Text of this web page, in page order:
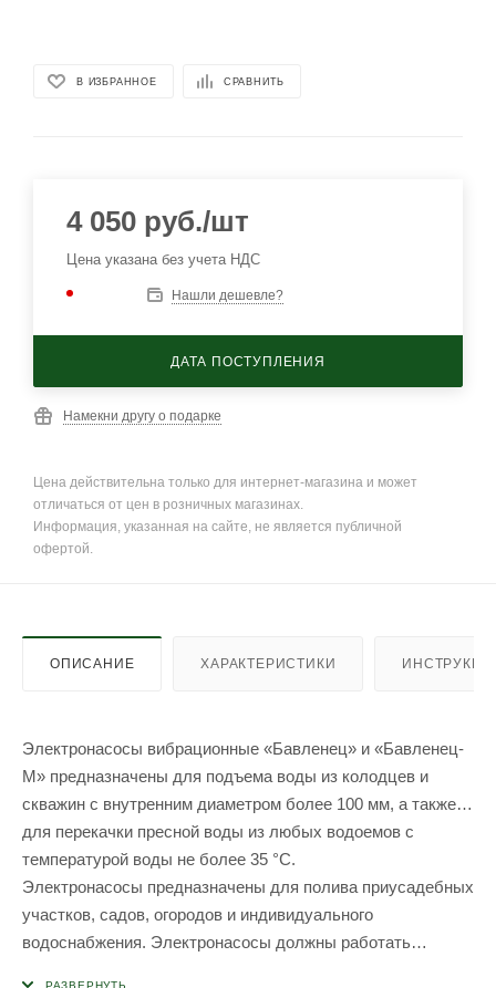
В ИЗБРАННОЕ СРАВНИТЬ
4 050 руб./шт
Цена указана без учета НДС
Нашли дешевле?
ДАТА ПОСТУПЛЕНИЯ
Намекни другу о подарке
Цена действительна только для интернет-магазина и может
отличаться от цен в розничных магазинах.
Информация, указанная на сайте, не является публичной
офертой.
ОПИСАНИЕ ХАРАКТЕРИСТИКИ
Электронасосы вибрационные «Бавленец» и «Бавленец-
М» предназначены для подъема воды из колодцев и
скважин с внутренним диаметром более 100 мм, а также
для перекачки пресной воды из любых водоемов с
температурой воды не более 35 °С.
Электронасосы предназначены для полива приусадебных
участков, садов, огородов и индивидуального
водоснабжения. Электронасосы должны работать